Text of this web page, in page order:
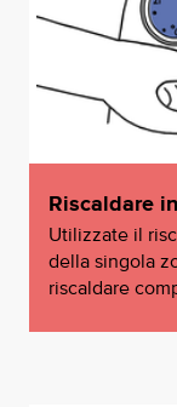
Riscaldare
Utilizzate il
della singola
riscaldare